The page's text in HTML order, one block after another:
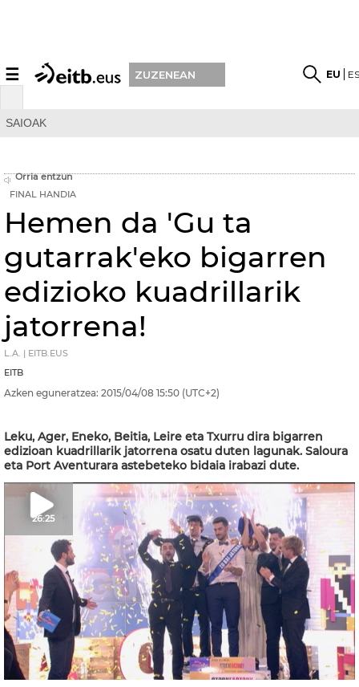
☰ ZUZENEAN EU
SAIOAK
Orria entzun
FINAL HANDIA
Hemen da 'Gu ta
gutarrak'eko bigarren
edizioko kuadrillarik
jatorrena!
L.A. | EITB.EUS
EITB
Azken eguneratzea: 2015/04/08 15:50 (UTC+2)
Leku, Ager, Eneko, Beitia, Leire eta Txurru dira bigarren
edizioan kuadrillarik jatorrena osatu duten lagunak. Saloura
eta Port Aventurara astebeteko bidaia irabazi dute.
26:25